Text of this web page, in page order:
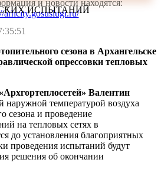
и новости находятся:
arhcity.gosuslugi.ru/
ИСПЫТАНИЙ
сезона в Архангельске
опрессовки тепловых
Валентин
наружной температурой воздуха
сезона и проведение
на тепловых сетях в
до установления благоприятных
проведения испытаний будут
решения об окончании